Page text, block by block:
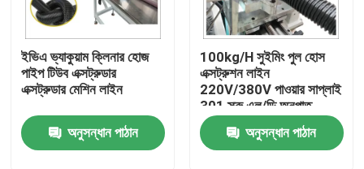
ইভিএ ভ্যাকুয়াম ক্লিনার হোজ
পাইপ টিউব এক্সট্রুডার
এক্সট্রুডার মেশিন লাইন
অনুসন্ধান পাঠান
100kg/H সুইমিং পুল হোস
এক্সট্রুশন লাইন
220V/380V পাওয়ার সাপ্লাই
301 স্ক্রু এল/ডি অনুপাত
অনুসন্ধান পাঠান